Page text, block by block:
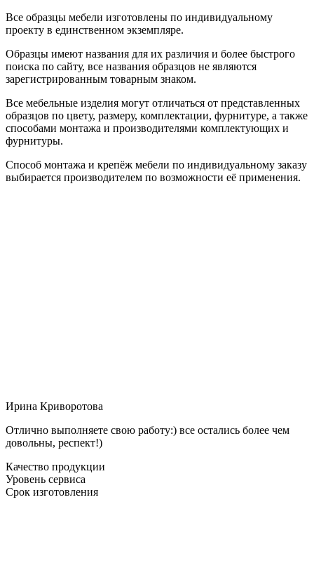
Все образцы мебели изготовлены по индивидуальному
проекту в единственном экземпляре.
Образцы имеют названия для их различия и более быстрого
поиска по сайту, все названия образцов не являются
зарегистрированным товарным знаком.
Все мебельные изделия могут отличаться от представленных
образцов по цвету, размеру, комплектации, фурнитуре, а также
способами монтажа и производителями комплектующих и
фурнитуры.
Способ монтажа и крепёж мебели по индивидуальному заказу
выбирается производителем по возможности её применения.
Ирина Криворотова
Отлично выполняете свою работу:) все остались более чем
довольны, респект!)
Качество продукции
Уровень сервиса
Срок изготовления